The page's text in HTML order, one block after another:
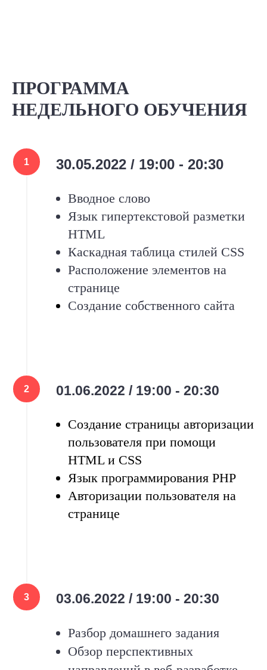
ПРОГРАММА
НЕДЕЛЬНОГО ОБУЧЕНИЯ
30.05.2022 / 19:00 - 20:30
Вводное слово
Язык гипертекстовой разметки
HTML
Каскадная таблица стилей CSS
Расположение элементов на
странице
Создание собственного сайта
01.06.2022 / 19:00 - 20:30
Создание страницы авторизации
пользователя при помощи
HTML и CSS
Язык программирования PHP
Авторизации пользователя на
странице
03.06.2022 / 19:00 - 20:30
Разбор домашнего задания
Обзор перспективных